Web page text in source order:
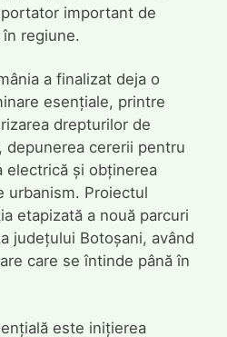
important de
regiune.
a finalizat deja o
esențiale, printre
drepturilor de
depunerea cererii pentru
electrică și obținerea
urbanism. Proiectul
etapizată a nouă parcuri
județului Botoșani, având
care se întinde până în
este inițierea